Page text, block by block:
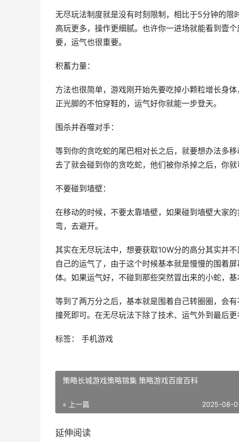
无尽玩法制度就是没有时刻限制，相比于5分钟的限
高玩更多，操作更细腻。也许你一进场就能看到壹
要，运气也很重要。
积蓄力量：
方法也很简单，游戏刚开始先要吃掉小颗粒增长身
正光脚的不怕穿鞋的，运气好你就能一步登天。
围杀并吞噬对手：
等到你的贪吃蛇的尾巴相对长之后，就要想办法多
去了就会碰到你的贪吃蛇，他们被你杀掉之后，你就
不要碰到墙壁：
在移动的时候，不要太靠墙壁，如果碰到墙壁大家
弯，去避开。
其实在无尽玩法中，想要获取10W分的高分其实并
自己的运气了，由于这个时候基本就是慢慢的围着
体。如果运气好，不碰到那些突然冒出来的小蛇，基
等到了两万分之后，基本就是围着自己转圈圈，会
撞死即可。在无尽玩法下除了技术、运气外到最后更
标签： 手机游戏
策略长城游戏策略锦集 策略游戏百度百科
« 上一篇 2025-08-
延伸阅读